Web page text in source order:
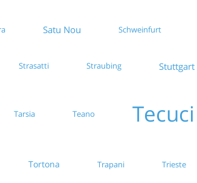
Satu Nou Schweinfurt
Strasatti Straubing Stuttgart
Tarsia Teano Tecuci
Tortona Trapani Trieste